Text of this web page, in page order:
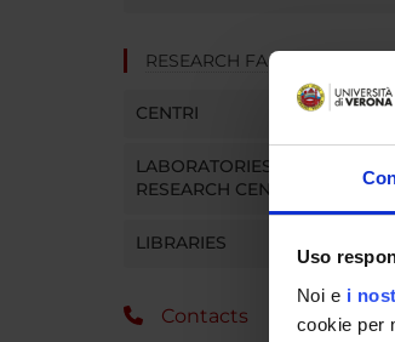
Uso
Noi e i
cookie per
RESEARCH FACILITIES
CENTRI
LABORATORIES AND
RESEARCH CENTRES
LIBRARIES
Contacts